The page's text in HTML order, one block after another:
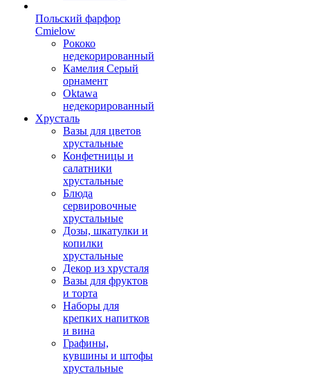
Польский фарфор
Сmielow
Рококо
недекорированный
Камелия Серый
орнамент
Oktawa
недекорированный
Хрусталь
Вазы для цветов
хрустальные
Конфетницы и
салатники
хрустальные
Блюда
сервировочные
хрустальные
Дозы, шкатулки и
копилки
хрустальные
Декор из хрусталя
Вазы для фруктов
и торта
Наборы для
крепких напитков
и вина
Графины,
кувшины и штофы
хрустальные